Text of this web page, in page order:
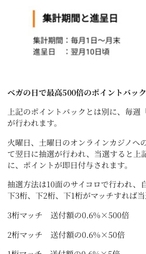
ベガの日で最高500倍のポイントバック
上記のポイントバックとは別に、毎週
が行われます。
火曜日、土曜日のオンラインカジノへ
て翌日に抽選が行われ、当選すると上
に、ポイントが即日付与されます。
抽選方法は10面のサイコロで行われ、
下3桁、下2桁、下1桁がマッチすれば当
3桁マッチ 送付額の0.6%×500倍
2桁マッチ 送付額の0.6%×50倍